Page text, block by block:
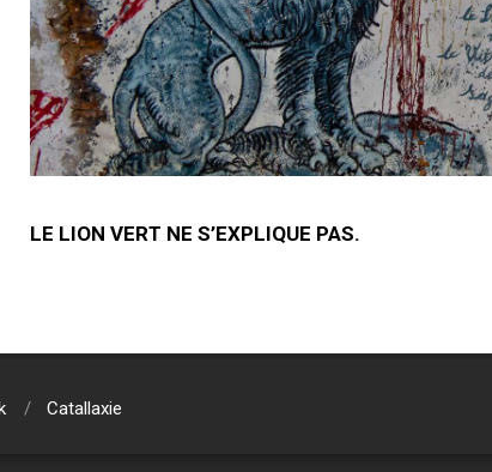
LE LION VERT NE S’EXPLIQUE PAS.
Catallaxie